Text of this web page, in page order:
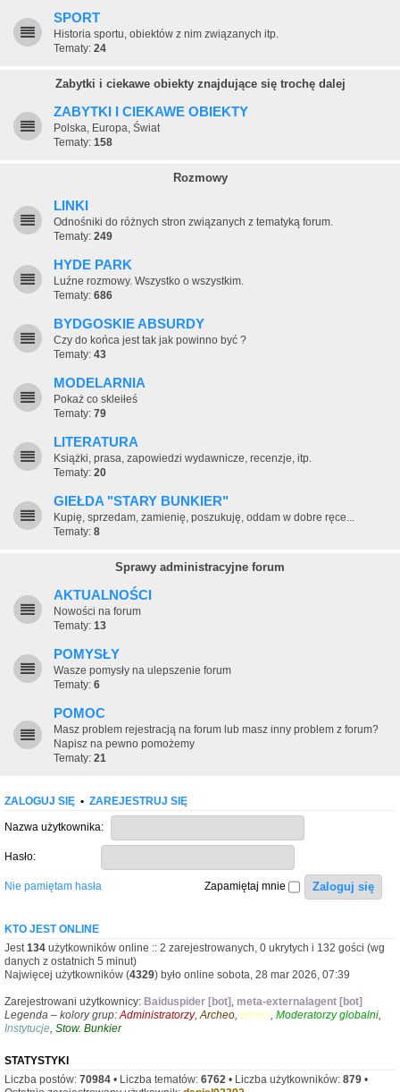
SPORT
Historia sportu, obiektów z nim związanych itp.
Tematy: 24
Zabytki i ciekawe obiekty znajdujące się trochę dalej
ZABYTKI I CIEKAWE OBIEKTY
Polska, Europa, Świat
Tematy: 158
Rozmowy
LINKI
Odnośniki do różnych stron związanych z tematyką forum.
Tematy: 249
HYDE PARK
Luźne rozmowy. Wszystko o wszystkim.
Tematy: 686
BYDGOSKIE ABSURDY
Czy do końca jest tak jak powinno być ?
Tematy: 43
MODELARNIA
Pokaż co skleiłeś
Tematy: 79
LITERATURA
Książki, prasa, zapowiedzi wydawnicze, recenzje, itp.
Tematy: 20
GIEŁDA "STARY BUNKIER"
Kupię, sprzedam, zamienię, poszukuję, oddam w dobre ręce...
Tematy: 8
Sprawy administracyjne forum
AKTUALNOŚCI
Nowości na forum
Tematy: 13
POMYSŁY
Wasze pomysły na ulepszenie forum
Tematy: 6
POMOC
Masz problem rejestracją na forum lub masz inny problem z forum?
Napisz na pewno pomożemy
Tematy: 21
ZALOGUJ SIĘ • ZAREJESTRUJ SIĘ
Nazwa użytkownika:
Hasło:
Nie pamiętam hasła Zapamiętaj mnie
KTO JEST ONLINE
Jest134 użytkowników online :: 2 zarejestrowanych, 0 ukrytych i 132 gości (wg
danych z ostatnich 5 minut)
Najwięcej użytkowników (4329) było online sobota, 28 mar 2026, 07:39
Zarejestrowani użytkownicy: Baiduspider [bot] , meta-externalagent [bot]
Legenda – kolory grup:Administratorzy,Archeo, Banici, Moderatorzy globalni,
Instytucje, Stow. Bunkier
STATYSTYKI
Liczba postów: 70984 • Liczba tematów: 6762 • Liczba użytkowników: 879 •